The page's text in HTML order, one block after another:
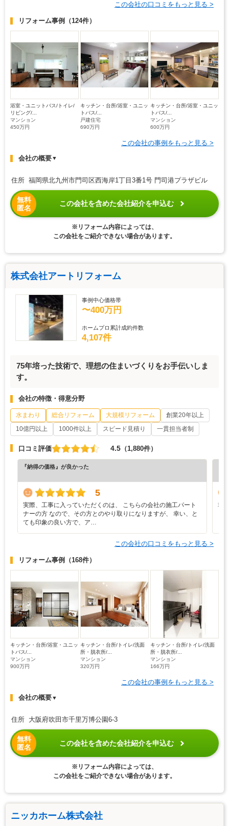
この会社の口コミをもっと見る >
リフォーム事例 （124件）
浴室・ユニットバス/トイレ/
リビング/...
マンション
450万円
キッチン・台所/浴室・ユニッ
トバス/...
戸建住宅
690万円
キッチン・台所/浴室・ユニッ
トバス/...
マンション
600万円
この会社の事例をもっと見る >
会社の概要▼
住所 福岡県北九州市門司区西海岸1丁目3番1号 門司港プラザビル
無料
匿名
この会社を含めた会社紹介を申込む
※リフォーム内容によっては、
この会社をご紹介できない場合があります。
株式会社アートリフォーム
事例中心価格帯
〜400万円
ホームプロ累計成約件数
4,107件
75年培った技術で、理想の住まいづくりをお手伝いしま
す。
会社の特徴・得意分野
水まわり 総合リフォーム 大規模リフォーム
創業20年以上
10億円以上
1000件以上 スピード見積り 一貫担当者制
口コミ評価 4.5 （1,880件）
『納得の価格』が良かった
5
実際、工事に入っていただくのは、 こちらの会社の施工パート
ナーの方 なので、その方とのやり取りになりますが、 幸い、と
ても印象の良い方で、ア…
非
この会社の口コミをもっと見る >
リフォーム事例 （168件）
キッチン・台所/浴室・ユニッ
トバス/...
マンション
900万円
キッチン・台所/トイレ/洗面
所・脱衣所/...
マンション
320万円
キッチン・台所/トイレ/洗面
所・脱衣所/...
マンション
166万円
この会社の事例をもっと見る >
会社の概要▼
住所 大阪府吹田市千里万博公園6-3
無料
匿名
この会社を含めた会社紹介を申込む
※リフォーム内容によっては、
この会社をご紹介できない場合があります。
ニッカホーム株式会社